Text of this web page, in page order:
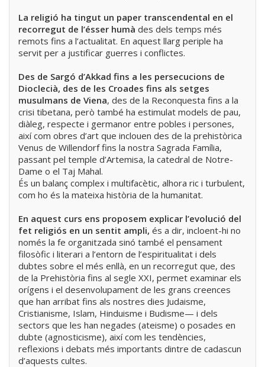
La religió ha tingut un paper transcendental en el
recorregut de l’ésser humà des dels temps més
remots fins a l’actualitat. En aquest llarg periple ha
servit per a justificar guerres i conflictes.
Des de Sargó d’Akkad fins a les persecucions de
Dioclecià, des de les Croades fins als setges
musulmans de Viena, des de la Reconquesta fins a la
crisi tibetana, però també ha estimulat models de pau,
diàleg, respecte i germanor entre pobles i persones,
així com obres d’art que inclouen des de la prehistòrica
Venus de Willendorf fins la nostra Sagrada Família,
passant pel temple d’Artemisa, la catedral de Notre-
Dame o el Taj Mahal.
És un balanç complex i multifacètic, alhora ric i turbulent,
com ho és la mateixa història de la humanitat.
En aquest curs ens proposem explicar l’evolució del
fet religiós en un sentit ampli, és a dir, incloent-hi no
només la fe organitzada sinó també el pensament
filosòfic i literari a l’entorn de l’espiritualitat i dels
dubtes sobre el més enllà, en un recorregut que, des
de la Prehistòria fins al segle XXI, permet examinar els
orígens i el desenvolupament de les grans creences
que han arribat fins als nostres dies Judaisme,
Cristianisme, Islam, Hinduisme i Budisme— i dels
sectors que les han negades (ateisme) o posades en
dubte (agnosticisme), així com les tendències,
reflexions i debats més importants dintre de cadascun
d’aquests cultes.